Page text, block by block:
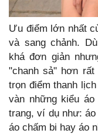
Ưu điểm lớn nhất
và sang chảnh.
khá đơn giản
"chanh sả" hơn rất
trọn điểm thanh
vàn những kiểu
trang, ví dụ như:
áo chấm bi hay áo